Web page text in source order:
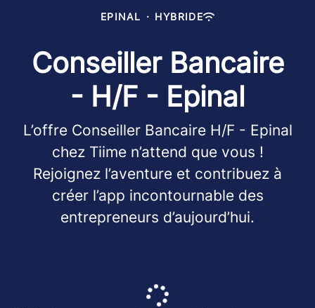
EPINAL · HYBRIDE
Conseiller Bancaire
- H/F - Epinal
L’offre Conseiller Bancaire H/F - Epinal
chez Tiime n’attend que vous !
Rejoignez l’aventure et contribuez à
créer l’app incontournable des
entrepreneurs d’aujourd’hui.